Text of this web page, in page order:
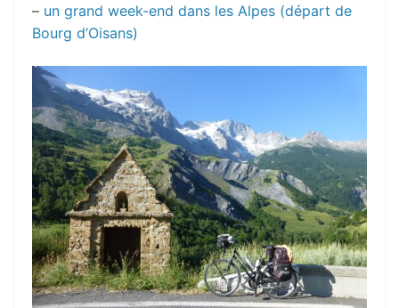
– un grand week-end dans les Alpes (départ de
Bourg d’Oisans)